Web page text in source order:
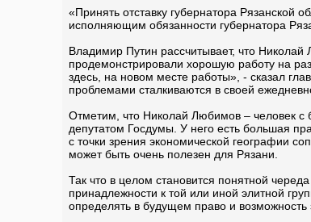
«Принять отставку губернатора
исполняющим обязанности губернатора
Владимир Путин рассчитывает, что
продемонстрировали хорошую работу на
здесь, на новом месте работы», - сказал
проблемами сталкиваются в своей
Отметим, что Николай Любимов – человек с
депутатом Госдумы. У него есть большая
с точки зрения экономической географии
может быть очень полезен для Рязани.
Так что в целом становится понятной
принадлежности к той или иной элитной
определять в будущем право и